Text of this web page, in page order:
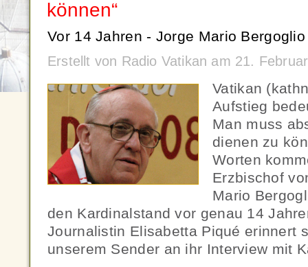
können“
Vor 14 Jahren - Jorge Mario
Erstellt von Radio Vatikan am 21.
Vatikan
Aufstieg
Man muss
dienen zu
Worten
Erzbischof
Mario
den Kardinalstand vor genau 14
Journalistin Elisabetta Piqué erinnert
unserem Sender an ihr Interview mit